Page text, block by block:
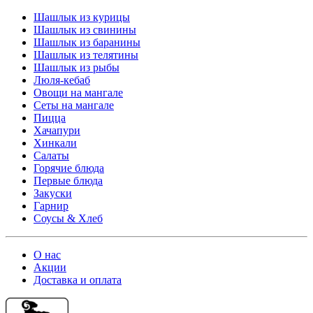
Шашлык из курицы
Шашлык из свинины
Шашлык из баранины
Шашлык из телятины
Шашлык из рыбы
Люля-кебаб
Овощи на мангале
Cеты на мангале
Пицца
Хачапури
Хинкали
Салаты
Горячие блюда
Первые блюда
Закуски
Гарнир
Соусы & Хлеб
О нас
Акции
Доставка и оплата